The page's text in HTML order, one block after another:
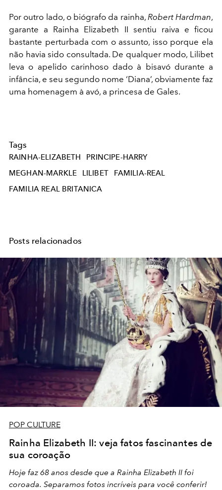
Por outro lado, o biógrafo da rainha, Robert Hardman,
garante a Rainha Elizabeth II sentiu raiva e ficou
bastante perturbada com o assunto, isso porque ela
não havia sido consultada. De qualquer modo, Lilibet
leva o apelido carinhoso dado à bisavó durante a
infância, e seu segundo nome ‘Diana’, obviamente faz
uma homenagem à avó, a princesa de Gales.
Tags
RAINHA-ELIZABETH
PRINCIPE-HARRY
MEGHAN-MARKLE
LILIBET
FAMILIA-REAL
FAMILIA REAL BRITANICA
Posts relacionados
POP CULTURE
Rainha Elizabeth II: veja fatos fascinantes de
sua coroação
Hoje faz 68 anos desde que a Rainha Elizabeth II foi
coroada. Separamos fotos incríveis para você conferir!